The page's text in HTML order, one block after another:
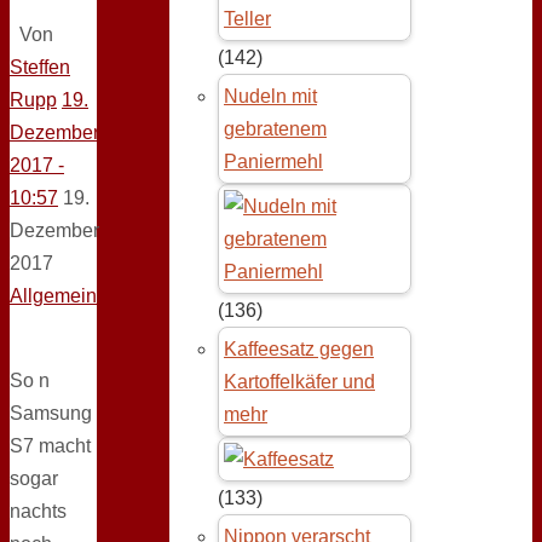
Von
Steffen
Rupp 19.
Dezember
2017 -
10:57 19.
Dezember
2017
Allgemein
So n
Samsung
S7 macht
sogar
nachts
(142)
Nudeln mit
gebratenem
Paniermehl
(136)
Kaffeesatz gegen
Kartoffelkäfer und
mehr
(133)
Nippon verarscht